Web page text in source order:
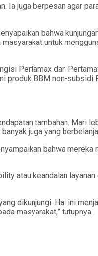
Ia juga berpesan agar
bahwa
untuk
Pertamax dan
produk BBM non-subsidi
tambahan. Mari
juga yang
bahwa mereka
atau keandalan
dikunjungi. Hal ini
masyarakat,” tutupnya.